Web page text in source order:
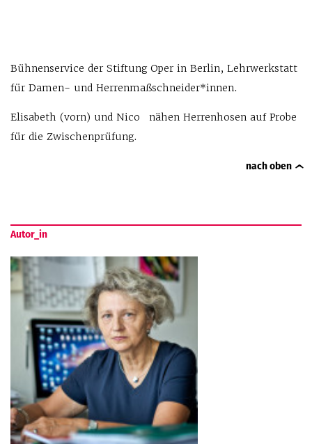
Bühnenservice der Stiftung Oper in Berlin, Lehrwerkstatt
für Damen- und Herrenmaßschneider*innen.
Elisabeth (vorn) und Nico nähen Herrenhosen auf Probe
für die Zwischenprüfung.
nach oben
Autor_in